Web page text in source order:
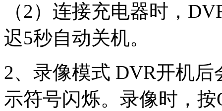
（2）连接充电器时，
迟5秒自动关机。
2、录像模式 DVR开机
示符号闪烁。录像时，